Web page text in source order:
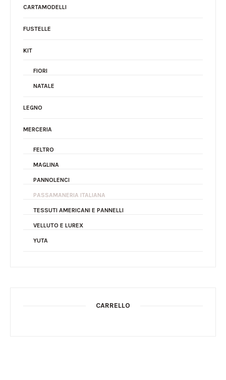
CARTAMODELLI
FUSTELLE
KIT
FIORI
NATALE
LEGNO
MERCERIA
FELTRO
MAGLINA
PANNOLENCI
PASSAMANERIA ITALIANA
TESSUTI AMERICANI E PANNELLI
VELLUTO E LUREX
YUTA
CARRELLO